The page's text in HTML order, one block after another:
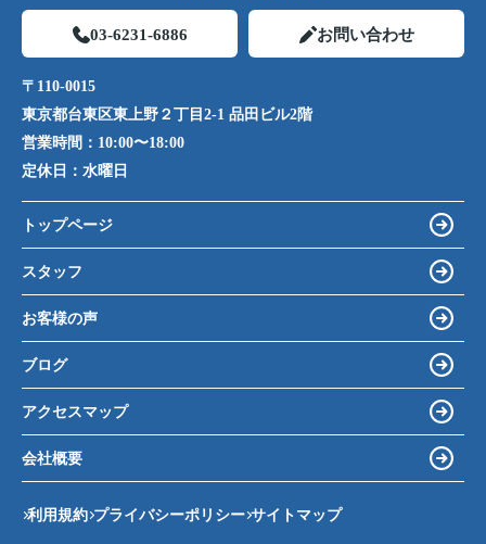
03-6231-6886 お問い合わせ
〒110-0015
東京都台東区東上野２丁目2-1 品田ビル2階
営業時間： 10:00〜18:00
定休日： 水曜日
トップページ
スタッフ
お客様の声
ブログ
アクセスマップ
会社概要
利用規約 プライバシーポリシー サイトマップ